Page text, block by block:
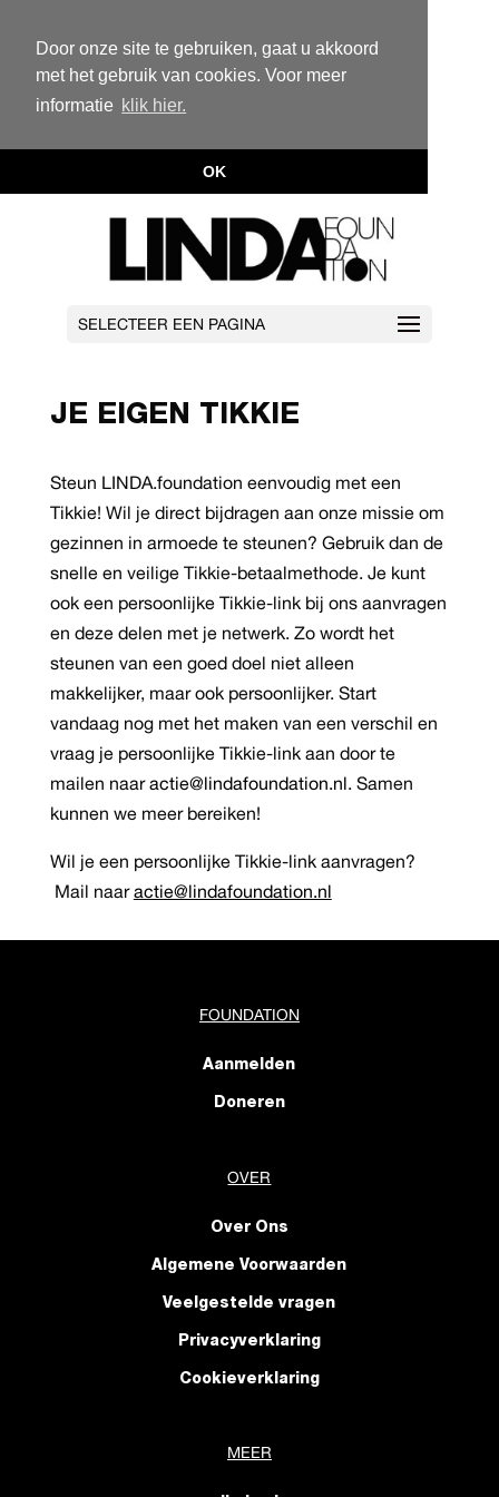
Door onze site te gebruiken, gaat u akkoord
met het gebruik van cookies. Voor meer
informatie klik hier.
OK
SELECTEER EEN PAGINA
JE EIGEN TIKKIE
Steun LINDA.foundation eenvoudig met een
Tikkie! Wil je direct bijdragen aan onze missie om
gezinnen in armoede te steunen? Gebruik dan de
snelle en veilige Tikkie-betaalmethode. Je kunt
ook een persoonlijke Tikkie-link bij ons aanvragen
en deze delen met je netwerk. Zo wordt het
steunen van een goed doel niet alleen
makkelijker, maar ook persoonlijker. Start
vandaag nog met het maken van een verschil en
vraag je persoonlijke Tikkie-link aan door te
mailen naaractie@lindafoundation.nl. Samen
kunnen we meer bereiken!
Wil je een persoonlijke Tikkie-link aanvragen?
Mail naaractie@lindafoundation.nl
FOUNDATION
Aanmelden
Doneren
OVER
Over Ons
Algemene Voorwaarden
Veelgestelde vragen
Privacyverklaring
Cookieverklaring
MEER